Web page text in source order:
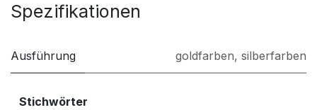
Spezifikationen
Ausführung goldfarben, silberfarben
Stichwörter